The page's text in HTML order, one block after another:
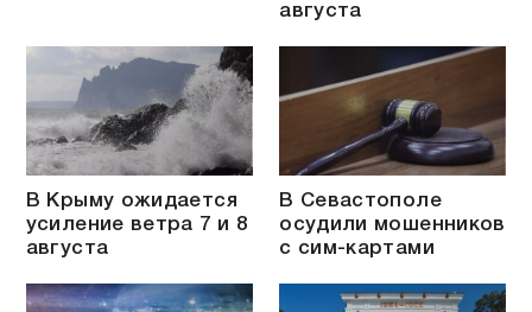
августа
В Крыму ожидается
усиление ветра 7 и 8
августа
В Севастополе
осудили мошенников
с сим-картами